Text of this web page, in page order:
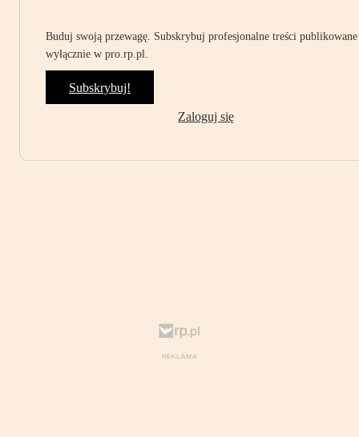
Buduj swoją przewagę. Subskrybuj profesjonalne treści publikowane
wyłącznie w pro.rp.pl.
Subskrybuj!
Zaloguj się